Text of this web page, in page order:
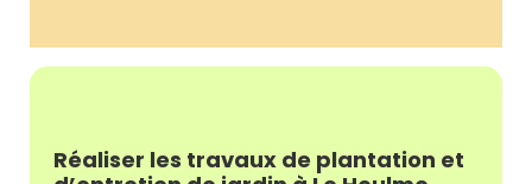
Réaliser les travaux de plantation et